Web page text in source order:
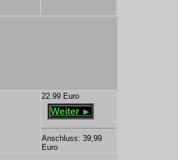
22.99 Euro
Weiter ►
Anschluss: 39,99
Euro